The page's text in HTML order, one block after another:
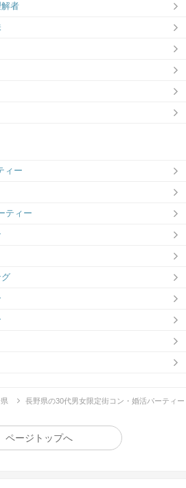
者
ィー
ティー
長野県の30代男女限定街コン・婚活パーティー
ページトップへ